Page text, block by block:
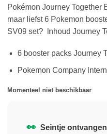
Pokémon Journey Together
maar liefst 6 Pokemon
SV09 set? Inhoud Journey
6 booster packs Journey
Pokemon Company
Momenteel niet beschikbaar
👀 Seintje